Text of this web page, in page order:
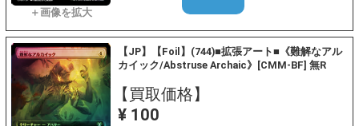
【JP】【Foil】(744)■拡張アート■《難解なアル
カイック/Abstruse Archaic》[CMM-BF] 無R
【買取価格】
¥ 100